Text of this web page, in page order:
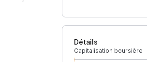
Détails
Capitalisation boursière